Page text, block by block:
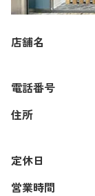
店舗名
電話番号
住所
定休日
営業時間